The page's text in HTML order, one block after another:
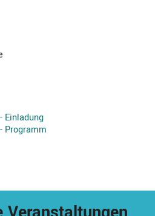
Einladung
Programm